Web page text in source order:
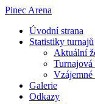
Pinec Arena
Úvodní strana
Statistiky turnajů
Aktuální
Turnajová
Vzájemné
Galerie
Odkazy